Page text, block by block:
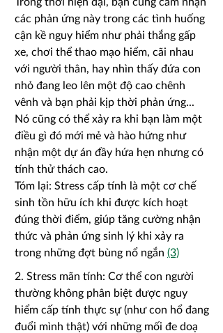
các phản ứng này trong các tình huống
cận kề nguy hiểm như phải thắng gấp
xe, chơi thể thao mạo hiểm, cãi nhau
với người thân, hay nhìn thấy đứa con
nhỏ đang leo lên một độ cao chênh
vênh và bạn phải kịp thời phản ứng...
Nó cũng có thể xảy ra khi bạn làm một
điều gì đó mới mẻ và hào hứng như
nhận một dự án đầy hứa hẹn nhưng có
tính thử thách cao.
Tóm lại: Stress cấp tính là một cơ chế
sinh tồn hữu ích khi được kích hoạt
đúng thời điểm, giúp tăng cường nhận
thức và phản ứng sinh lý khi xảy ra
trong những đợt bùng nổ ngắn (3)
2. Stress mãn tính: Cơ thể con người
thường không phân biệt được nguy
hiểm cấp tính thực sự (như con hổ đang
đuổi mình thật) với những mối đe doạ